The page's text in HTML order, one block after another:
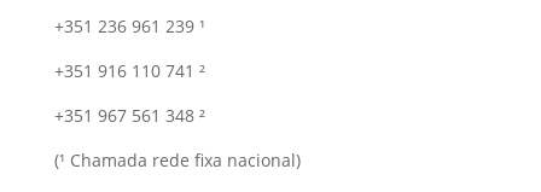
+351 236 961 239 ¹
+351 916 110 741 ²
+351 967 561 348 ²
(¹ Chamada rede fixa nacional)